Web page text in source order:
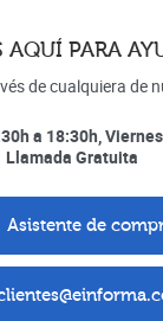
AQUÍ PARA
de cualquiera de
a 18:30h,
Llamada Gratuita
Asistente de